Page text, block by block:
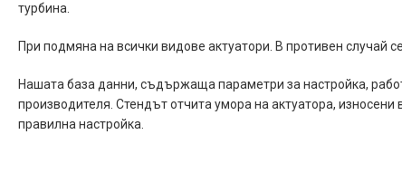
турбина.
При подмяна на всички видове актуатори. В противен случай
Нашата база данни, съдържаща параметри за настройка,
производителя. Стендът отчита умора на актуатора,
правилна настройка.